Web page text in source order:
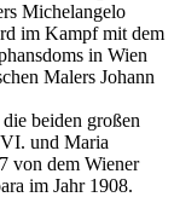
Michelangelo
im Kampf mit dem
in Wien
Malers Johann
beiden großen
und Maria
von dem Wiener
im Jahr 1908.